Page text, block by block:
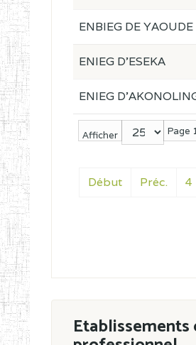
Afficher Page
Début Préc. 4
ENBIEG DE YAOUDE
ENIEG D'ESEKA
ENIEG